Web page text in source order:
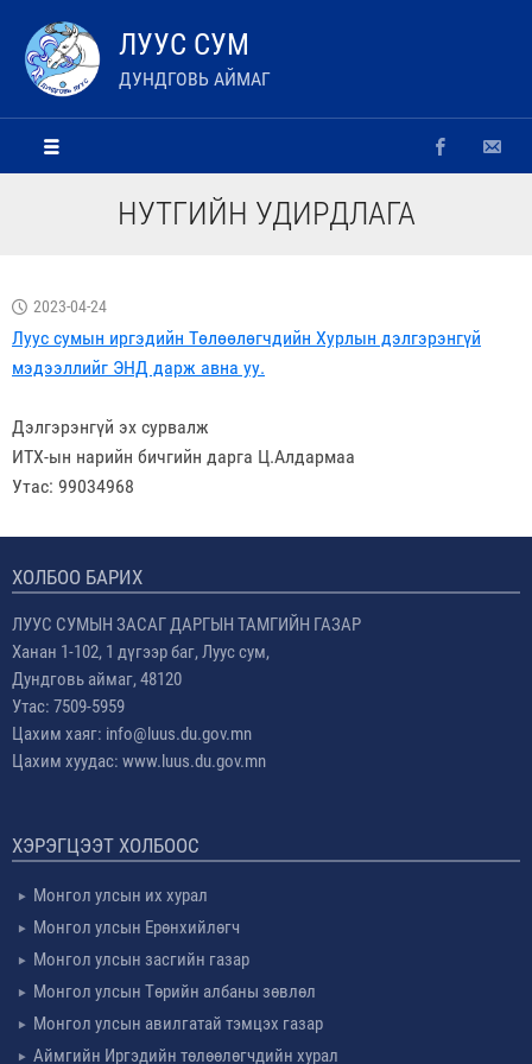
ЛУУС СУМ
ДУНДГОВЬ АЙМАГ
НУТГИЙН УДИРДЛАГА
2023-04-24
Луус сумын иргэдийн Төлөөлөгчдийн Хурлын дэлгэрэнгүй
мэдээллийг ЭНД дарж авна уу.
Дэлгэрэнгүй эх сурвалж
ИТХ-ын нарийн бичгийн дарга Ц.Алдармаа
Утас: 99034968
ХОЛБОО БАРИХ
ЛУУС СУМЫН ЗАСАГ ДАРГЫН ТАМГИЙН ГАЗАР
Ханан 1-102, 1 дүгээр баг, Луус сум,
Дундговь аймаг, 48120
Утас: 7509-5959
Цахим хаяг: info@luus.du.gov.mn
Цахим хуудас: www.luus.du.gov.mn
ХЭРЭГЦЭЭТ ХОЛБООС
Монгол улсын их хурал
Монгол улсын Ерөнхийлөгч
Монгол улсын засгийн газар
Монгол улсын Төрийн албаны зөвлөл
Монгол улсын авилгатай тэмцэх газар
Аймгийн Иргэдийн төлөөлөгчдийн хурал